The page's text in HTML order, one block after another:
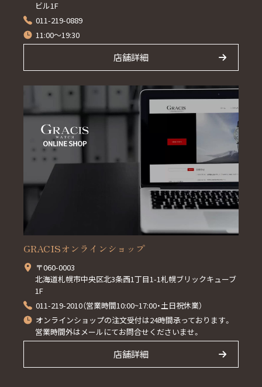
ビル1F
011-219-0889
11:00～19:30
店舗詳細
GRACISオンラインショップ
〒060-0003
北海道札幌市中央区北3条西1丁目1-1札幌ブリックキューブ
1F
011-219-2010（営業時間10:00~17:00・土日祝休業）
オンラインショップの注文受付は24時間承っております。
営業時間外はメールにてお問合せくださいませ。
店舗詳細